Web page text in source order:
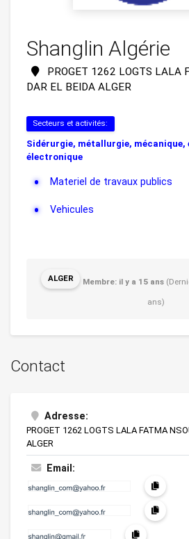
Shanglin Algérie
PROGET 1262 LOGTS LALA
DAR EL BEIDA ALGER
Secteurs et activités:
Sidérurgie, métallurgie,
électronique
Materiel de travaux publics
Vehicules
ALGER Membre: il y a 15 ans
ans)
Contact
Adresse:
PROGET 1262 LOGTS LALA FATMA
ALGER
Email: